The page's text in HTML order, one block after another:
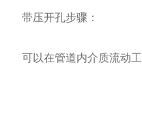
带压开孔步骤：
可以在管道内介质流动工